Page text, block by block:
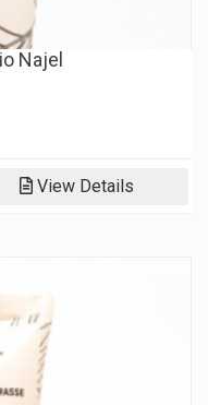
Najel
View Details